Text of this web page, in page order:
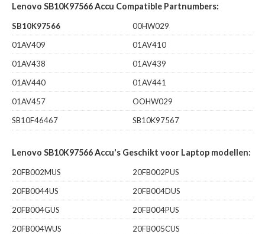
Lenovo SB10K97566 Accu Compatible Partnumbers:
SB10K97566
00HW029
01AV409
01AV410
01AV438
01AV439
01AV440
01AV441
01AV457
OOHW029
SB10F46467
SB10K97567
Lenovo SB10K97566 Accu's Geschikt voor Laptop modellen:
20FB002MUS
20FB002PUS
20FB0044US
20FB004DUS
20FB004GUS
20FB004PUS
20FB004WUS
20FB005CUS